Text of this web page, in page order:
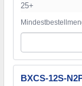
25+
BXCS-12S-